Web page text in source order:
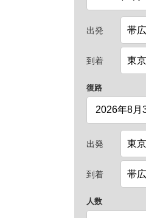
出発
到着
復路
出発
到着
人数